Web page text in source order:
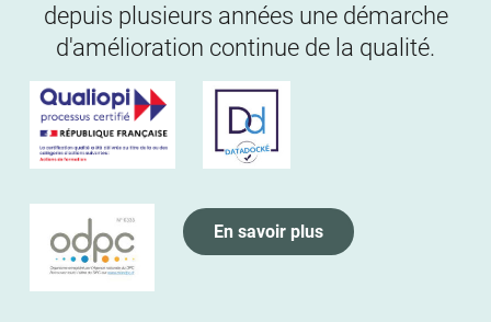
depuis plusieurs années une démarche
d'amélioration continue de la qualité.
En savoir plus